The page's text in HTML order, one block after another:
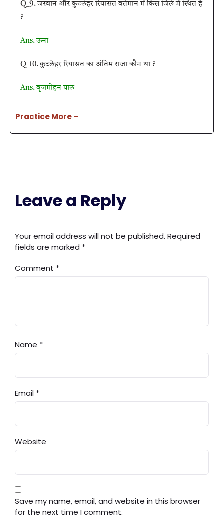
Q_9. जस्वान और कुटलेहर रियासत वर्तमान में किस जिले में स्थित है
?
Ans. ऊना
Q_10. कुटलेहर रियासत का अंतिम राजा कौन था ?
Ans. बृजमोहन पाल
Practice More –
Leave a Reply
Your email address will not be published. Required
fields are marked *
Comment *
Name *
Email *
Website
Save my name, email, and website in this browser
for the next time I comment.